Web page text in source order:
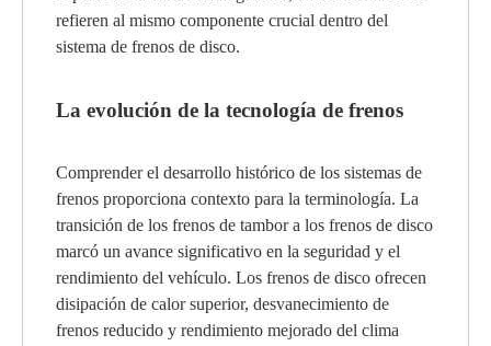
refieren al mismo componente crucial dentro del
sistema de frenos de disco.
La evolución de la tecnología de frenos
Comprender el desarrollo histórico de los sistemas de
frenos proporciona contexto para la terminología. La
transición de los frenos de tambor a los frenos de disco
marcó un avance significativo en la seguridad y el
rendimiento del vehículo. Los frenos de disco ofrecen
disipación de calor superior, desvanecimiento de
frenos reducido y rendimiento mejorado del clima